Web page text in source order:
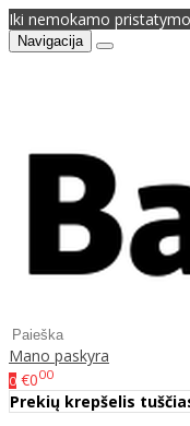
Iki nemokamo
Navigacija
Mano paskyra
0 €000
Prekių krepšelis